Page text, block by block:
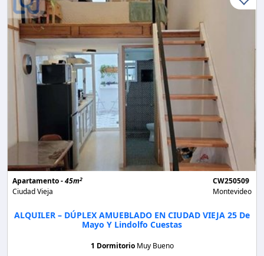
Apartamento -45m2
Ciudad Vieja
CW250509
Montevideo
ALQUILER – DÚPLEX AMUEBLADO EN CIUDAD VIEJA 25 De
Mayo Y Lindolfo Cuestas
1 Dormitorio Muy Bueno